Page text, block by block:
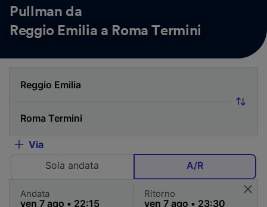
Pullman da
Reggio Emilia a Roma Termini
Via
Sola andata
A/R
Andata Ritorno